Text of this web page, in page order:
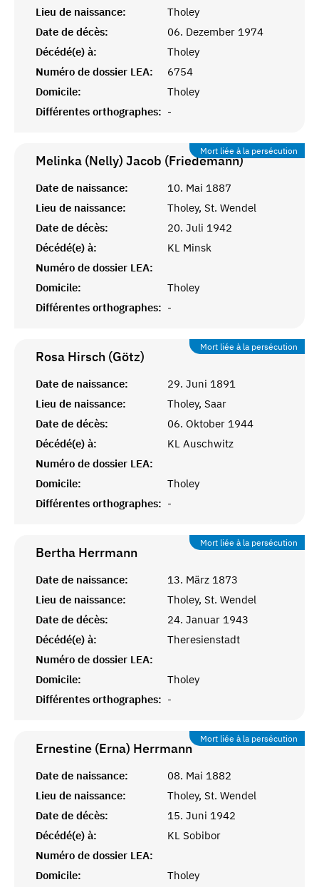
Lieu de naissance:
Tholey
Date de décès:
06. Dezember 1974
Décédé(e) à:
Tholey
Numéro de dossier LEA:
6754
Domicile:
Tholey
Différentes orthographes: -
Mort liée à la persécution
Melinka (Nelly) Jacob (Friedemann)
Date de naissance:
10. Mai 1887
Lieu de naissance:
Tholey, St. Wendel
Date de décès:
20. Juli 1942
Décédé(e) à:
KL Minsk
Numéro de dossier LEA:
Domicile:
Tholey
Différentes orthographes: -
Mort liée à la persécution
Rosa Hirsch (Götz)
Date de naissance:
29. Juni 1891
Lieu de naissance:
Tholey, Saar
Date de décès:
06. Oktober 1944
Décédé(e) à:
KL Auschwitz
Numéro de dossier LEA:
Domicile:
Tholey
Différentes orthographes: -
Mort liée à la persécution
Bertha Herrmann
Date de naissance:
13. März 1873
Lieu de naissance:
Tholey, St. Wendel
Date de décès:
24. Januar 1943
Décédé(e) à:
Theresienstadt
Numéro de dossier LEA:
Domicile:
Tholey
Différentes orthographes: -
Mort liée à la persécution
Ernestine (Erna) Herrmann
Date de naissance:
08. Mai 1882
Lieu de naissance:
Tholey, St. Wendel
Date de décès:
15. Juni 1942
Décédé(e) à:
KL Sobibor
Numéro de dossier LEA:
Domicile:
Tholey